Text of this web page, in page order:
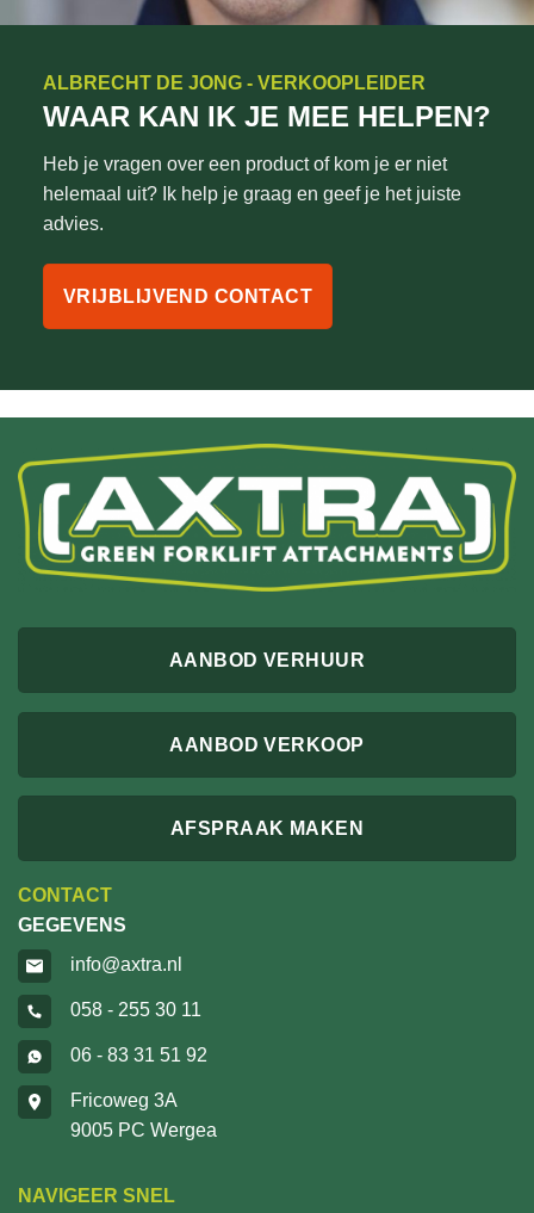
ALBRECHT DE JONG - VERKOOPLEIDER
WAAR KAN IK JE MEE HELPEN?
Heb je vragen over een product of kom je er niet
helemaal uit? Ik help je graag en geef je het juiste
advies.
VRIJBLIJVEND CONTACT
AANBOD VERHUUR
AANBOD VERKOOP
AFSPRAAK MAKEN
CONTACT
GEGEVENS
info@axtra.nl
058 - 255 30 11
06 - 83 31 51 92
Fricoweg 3A
9005 PC Wergea
NAVIGEER SNEL